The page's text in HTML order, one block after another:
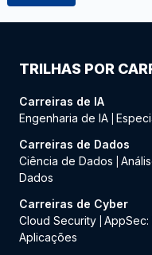
TRILHAS POR
Carreiras de IA
Engenharia de IA
Carreiras de Dados
Ciência de Dados
Dados
Carreiras de Cyber
Cloud Security
Aplicações